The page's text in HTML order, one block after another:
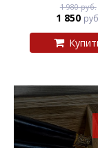
1 980 руб.
1 850